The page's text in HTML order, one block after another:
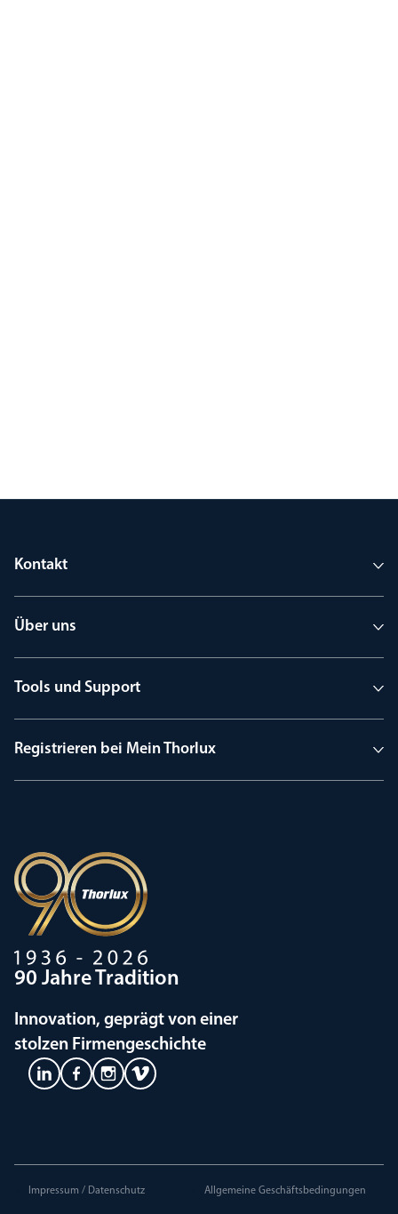
Kontakt
Über uns
Tools und Support
Registrieren bei Mein Thorlux
90 Jahre Tradition
Innovation, geprägt von einer
stolzen Firmengeschichte
Impressum / Datenschutz Allgemeine Geschäftsbedingungen